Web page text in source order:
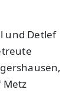
und Detlef
Metz